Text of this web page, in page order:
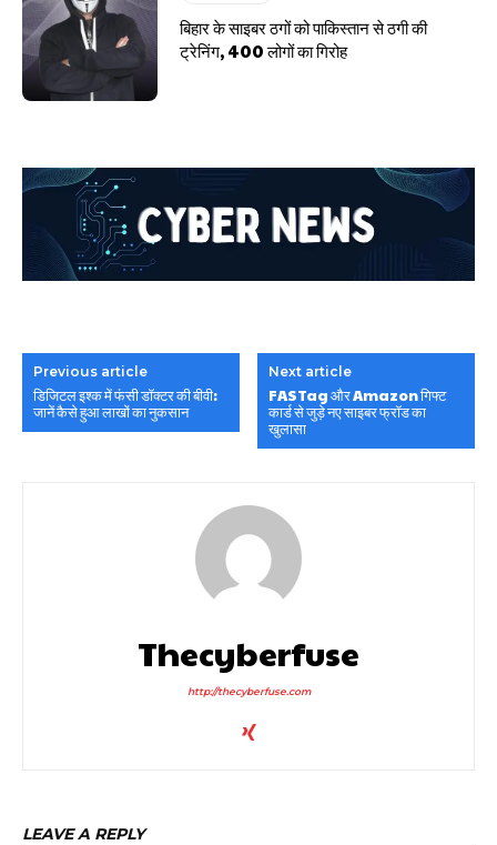
बिहार के साइबर ठगों को पाकिस्तान से ठगी की
ट्रेनिंग, 400 लोगों का गिरोह
Previous article
डिजिटल इश्क में फंसी डॉक्टर की बीवी:
जानें कैसे हुआ लाखों का नुकसान
Next article
FASTag और Amazon गिफ्ट
कार्ड से जुड़े नए साइबर फ्रॉड का
खुलासा
Thecyberfuse
http://thecyberfuse.com
LEAVE A REPLY